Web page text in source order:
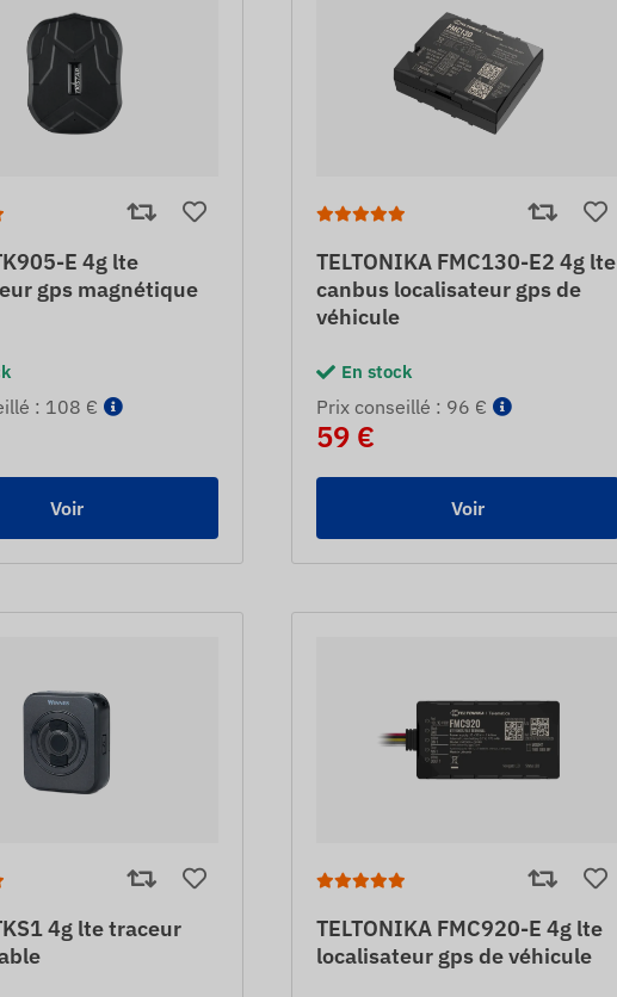
E 4g lte
gps magnétique
: 108 €
Voir
TELTONIKA FMC130-E2 4g lte
canbus localisateur gps de
véhicule
En stock
Prix ​​conseillé : 96 €
59 €
Voir
4g lte traceur
TELTONIKA FMC920-E 4g lte
localisateur gps de véhicule